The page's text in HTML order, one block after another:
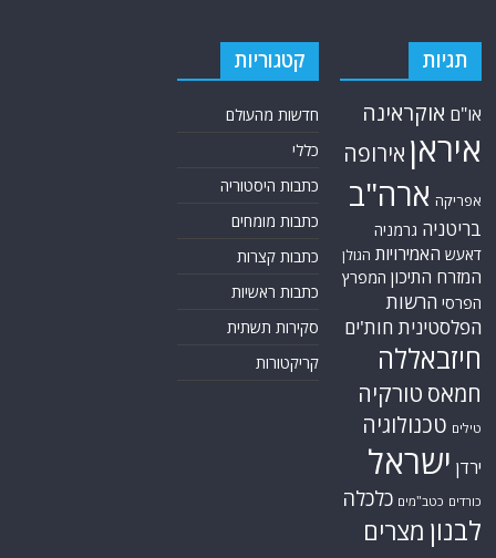
תגיות
או"ם אוקראינה
איראן אירופה
אפריקה ארה"ב
בריטניה גרמניה
דאעש האמירויות הגולן
המזרח התיכון המפרץ
הפרסי הרשות
הפלסטינית חות'ים
חיזבאללה
חמאס טורקיה
טילים טכנולוגיה
ירדן ישראל
כורדים כטב"מים כלכלה
לבנון מצרים
קטגוריות
חדשות מהעולם
כללי
כתבות היסטוריה
כתבות מומחים
כתבות קצרות
כתבות ראשיות
סקירות תשתית
קריקטורות